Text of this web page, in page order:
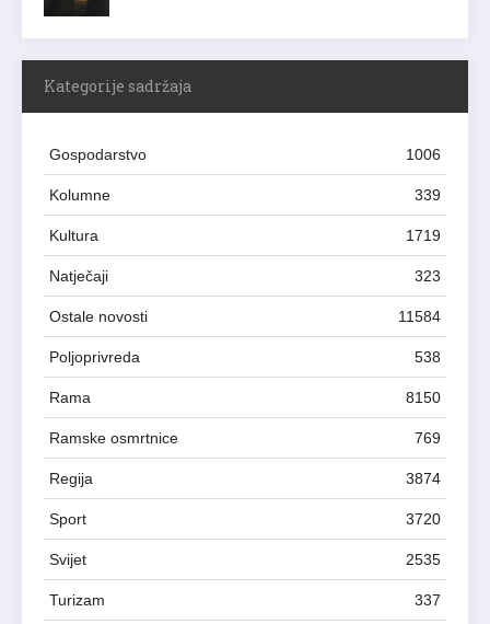
Kategorije sadržaja
Gospodarstvo 1006
Kolumne 339
Kultura 1719
Natječaji 323
Ostale novosti 11584
Poljoprivreda 538
Rama 8150
Ramske osmrtnice 769
Regija 3874
Sport 3720
Svijet 2535
Turizam 337